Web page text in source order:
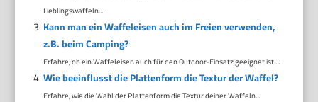
Lieblingswaffeln...
Kann man ein Waffeleisen auch im Freien verwenden,
z.B. beim Camping?
Erfahre, ob ein Waffeleisen auch für den Outdoor-Einsatz geeignet ist....
Wie beeinflusst die Plattenform die Textur der Waffel?
Erfahre, wie die Wahl der Plattenform die Textur deiner Waffeln...